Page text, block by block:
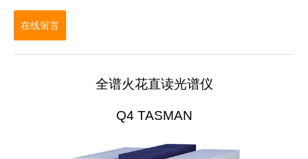
在线留言
全谱火花直读光谱仪
Q4 TASMAN